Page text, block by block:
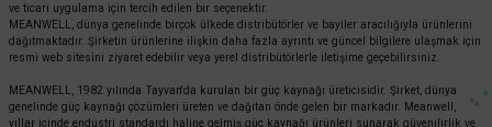
ve ticari uygulama için tercih edilen bir seçenektir.
MEANWELL, dünya genelinde birçok ülkede distribütörler ve bayiler aracılığıyla ürünlerini
dağıtmaktadır. Şirketin ürünlerine ilişkin daha fazla ayrıntı ve güncel bilgilere ulaşmak için
resmi web sitesini ziyaret edebilir veya yerel distribütörlerle iletişime geçebilirsiniz.
MEANWELL, 1982 yılında Tayvan'da kurulan bir güç kaynağı üreticisidir. Şirket, dünya
genelinde güç kaynağı çözümleri üreten ve dağıtan önde gelen bir markadır. Meanwell,
yıllar içinde endüstri standardı haline gelmiş güç kaynağı ürünleri sunarak güvenilirlik ve